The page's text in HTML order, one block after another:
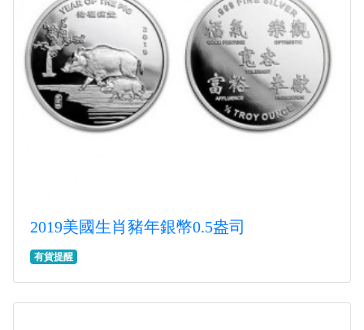
2019美國生肖豬年銀幣0.5盎司
有貨提醒